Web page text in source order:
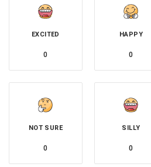
EXCITED
0
HAPPY
0
NOT SURE
0
SILLY
0